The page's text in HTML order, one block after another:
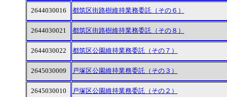
2644030016 都筑区街路樹維持業務委託（その６）
2644030021 都筑区街路樹維持業務委託（その８）
2644030022 都筑区公園維持業務委託（その７）
2645030009 戸塚区公園維持業務委託（その３）
2645030010 戸塚区公園維持業務委託（その２）